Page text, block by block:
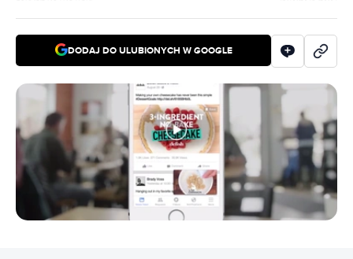
DODAJ DO ULUBIONYCH W GOOGLE